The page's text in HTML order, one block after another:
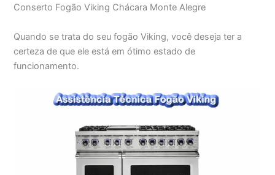
Conserto Fogão Viking Chácara Monte Alegre
Quando se trata do seu fogão Viking, você deseja ter a
certeza de que ele está em ótimo estado de
funcionamento.